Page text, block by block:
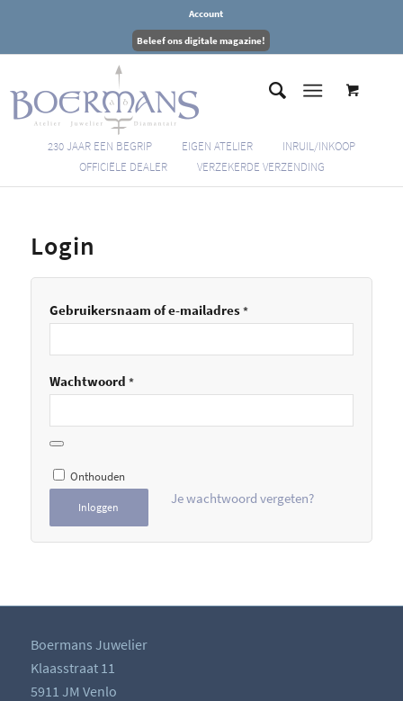
Account
Beleef ons digitale magazine!
230 JAAR EEN BEGRIP EIGEN ATELIER
INRUIL/INKOOP
OFFICIËLE DEALER
VERZEKERDE VERZENDING
Login
Gebruikersnaam of e-mailadres*
Wachtwoord *
Onthouden
Inloggen
Je wachtwoord vergeten?
Boermans Juwelier
Klaasstraat 11
5911 JM Venlo